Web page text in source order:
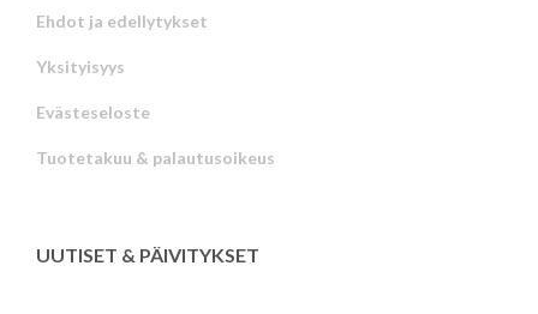
Ehdot ja edellytykset
Yksityisyys
Evästeseloste
Tuotetakuu & palautusoikeus
UUTISET & PÄIVITYKSET